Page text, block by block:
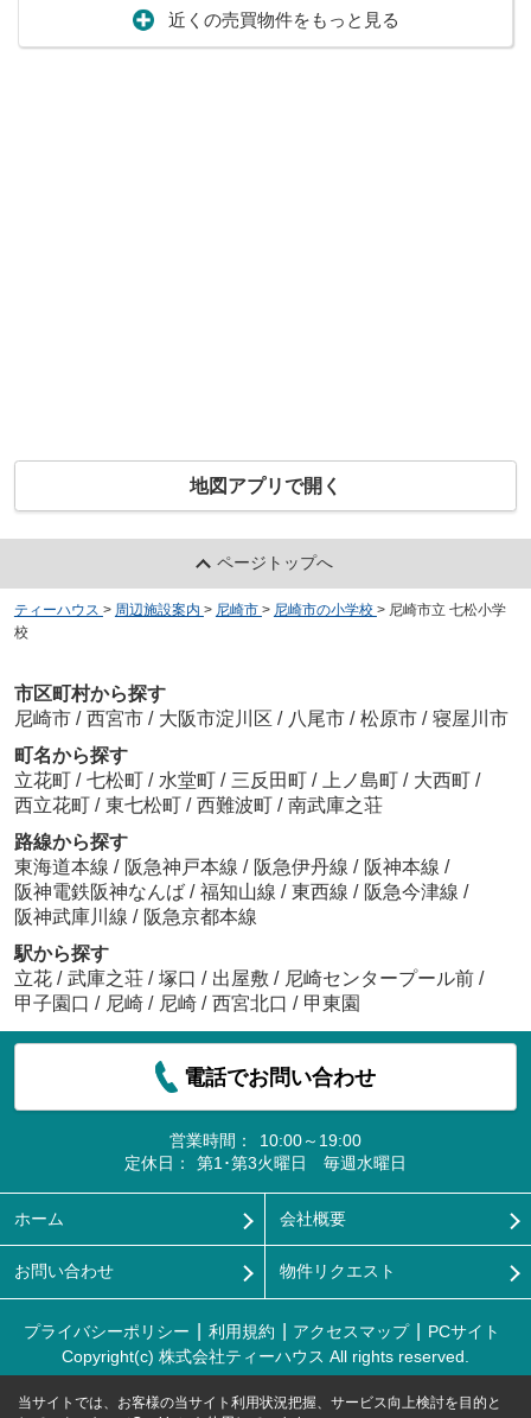
近くの売買物件をもっと見る
地図アプリで開く
ページトップへ
ティーハウス > 周辺施設案内 > 尼崎市 > 尼崎市の小学校 > 尼崎市立 七松小学
校
市区町村から探す
尼崎市 / 西宮市 / 大阪市淀川区 / 八尾市 / 松原市 / 寝屋川市
町名から探す
立花町 / 七松町 / 水堂町 / 三反田町 / 上ノ島町 / 大西町 /
西立花町 / 東七松町 / 西難波町 / 南武庫之荘
路線から探す
東海道本線 / 阪急神戸本線 / 阪急伊丹線 / 阪神本線 /
阪神電鉄阪神なんば / 福知山線 / 東西線 / 阪急今津線 /
阪神武庫川線 / 阪急京都本線
駅から探す
立花 / 武庫之荘 / 塚口 / 出屋敷 / 尼崎センタープール前 /
甲子園口 / 尼崎 / 尼崎 / 西宮北口 / 甲東園
電話でお問い合わせ
営業時間：
10:00～19:00
定休日：
第1･第3火曜日 毎週水曜日
ホーム 会社概要
お問い合わせ 物件リクエスト
プライバシーポリシー 利用規約 アクセスマップ
PCサイト
Copyright(c) 株式会社ティーハウス All rights reserved.
当サイトでは、お客様の当サイト利用状況把握、サービス向上検討を目的と